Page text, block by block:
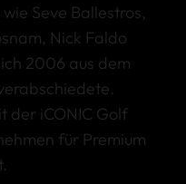
Seve Ballestros,
Nick Faldo
2006 aus dem
der iCONIC Golf
für Premium